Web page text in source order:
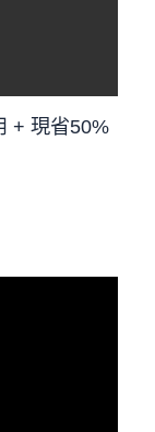
+ 現省50%